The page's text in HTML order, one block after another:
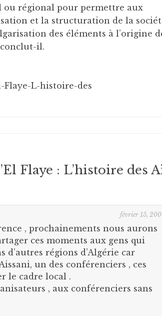
ou régional pour permettre aux
et la structuration de la
des éléments à l’origine
il.
Flaye-L-histoire-des
Flaye : L’histoire des
février 15,
, prochainements nous aurons
ces moments aux gens qui
d’autres régions d’Algérie car
un des conférenciers , ces
le cadre local .
, aux conférenciers sans